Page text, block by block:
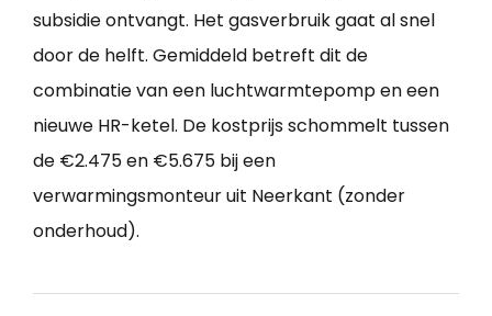
subsidie ontvangt. Het gasverbruik gaat al snel
door de helft. Gemiddeld betreft dit de
combinatie van een luchtwarmtepomp en een
nieuwe HR-ketel. De kostprijs schommelt tussen
de €2.475 en €5.675 bij een
verwarmingsmonteur uit Neerkant (zonder
onderhoud).